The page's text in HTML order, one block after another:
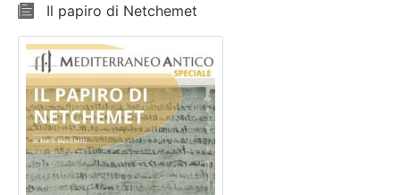
Il papiro di Netchemet